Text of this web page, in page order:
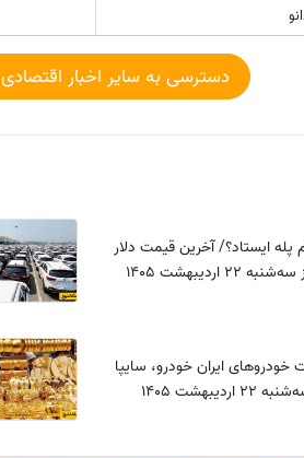
دسترسی به سایر اخبار اقتصادی
پله ایستاد؟/ آخرین قیمت دلار
اردیبهشت 1405
خودروهای ایران‌ خودرو، سایپا
1405